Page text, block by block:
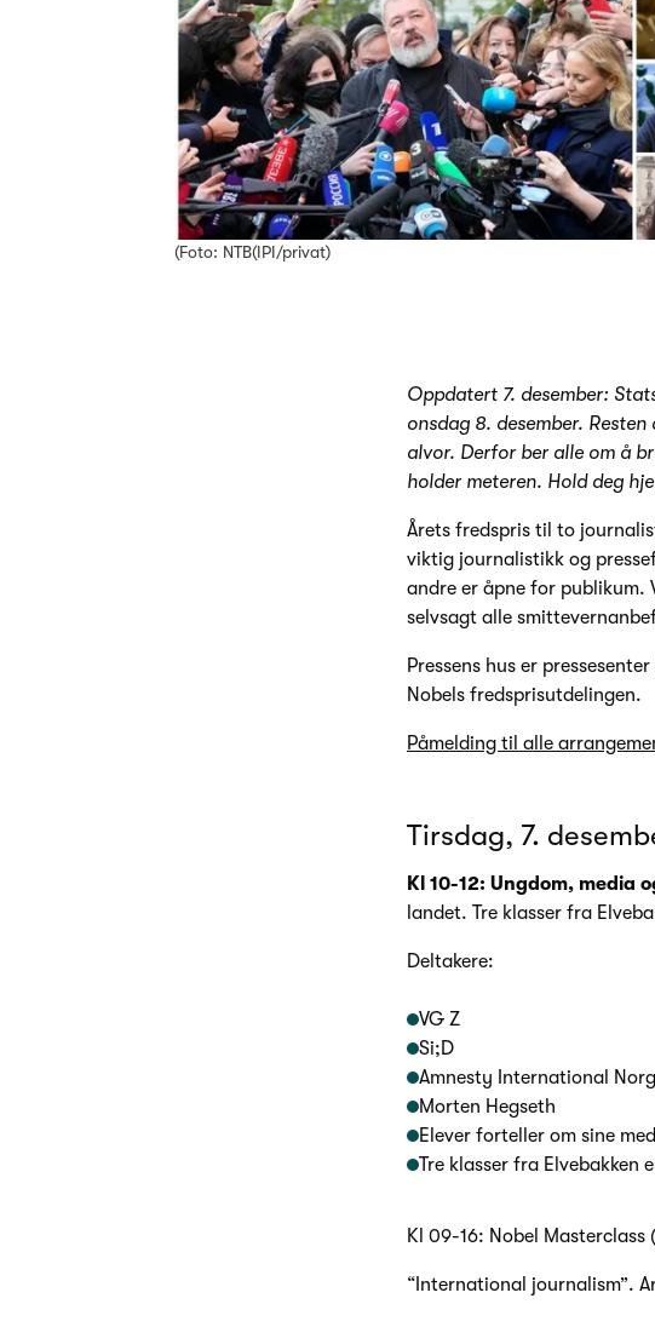
(Foto: NTB(IPI/privat)
Oppdatert 7. desember:
onsdag 8. desember.
alvor. Derfor ber alle om å
holder meteren. Hold deg
Årets fredspris til to
viktig journalistikk og
andre er åpne for publikum.
selvsagt alle
Pressens hus er
Nobels fredsprisutdelingen.
Påmelding til alle
Tirsdag, 7.
Kl 10-12: Ungdom, media
landet. Tre klasser fra
Deltakere:
VG Z
Si;D
Amnesty International
Morten Hegseth
Elever forteller om sine
Tre klasser fra Elvebakken
Kl 09-16: Nobel
“International journalism”.